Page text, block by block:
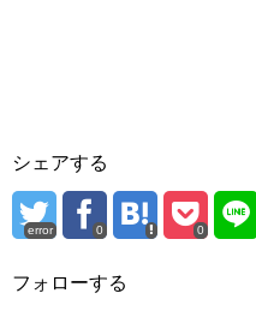
シェアする
error 0 0
フォローする